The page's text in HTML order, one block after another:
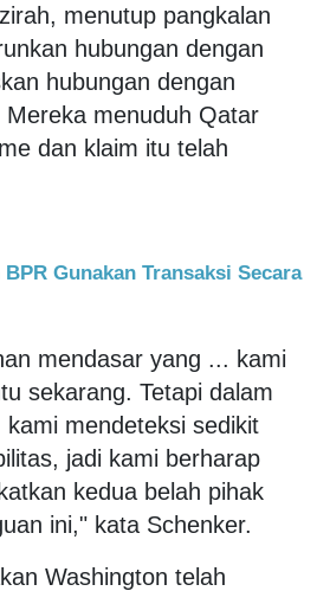
menutup pangkalan
hubungan dengan
hubungan dengan
menuduh Qatar
dan klaim itu telah
Gunakan Transaksi Secara
mendasar yang ... kami
sekarang. Tetapi dalam
mendeteksi sedikit
jadi kami berharap
kedua belah pihak
ini," kata Schenker.
Washington telah